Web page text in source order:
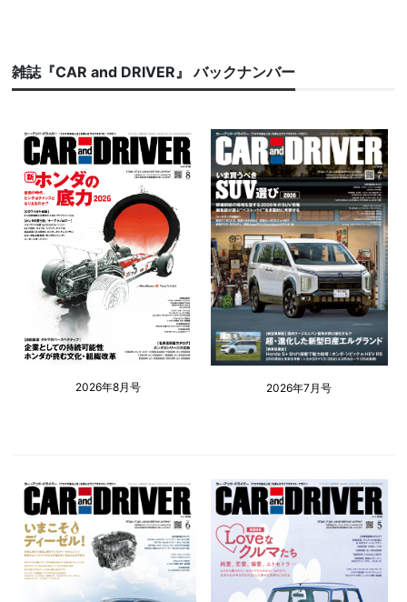
雑誌『CAR and DRIVER』 バックナンバー
2026年8月号 2026年7月号